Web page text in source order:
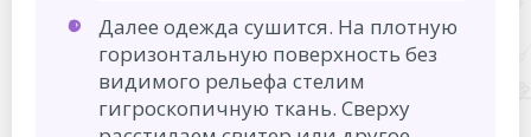
Далее одежда сушится. На плотную
горизонтальную поверхность без
видимого рельефа стелим
гигроскопичную ткань. Сверху